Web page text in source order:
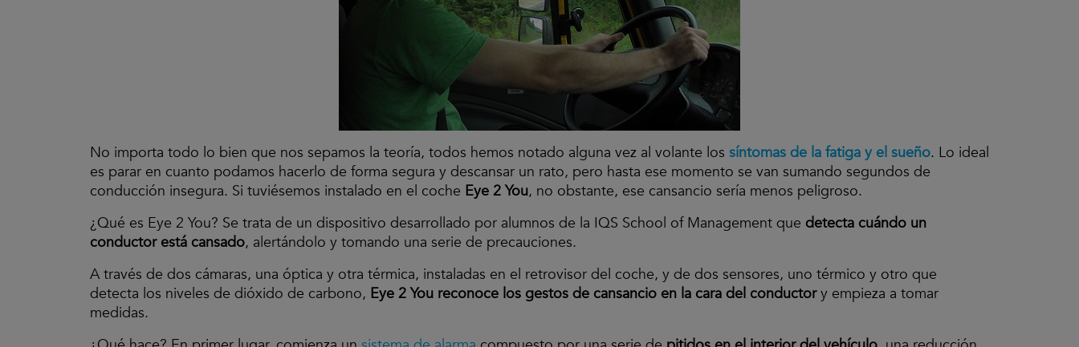
No importa todo lo bien que nos sepamos la teoría, todos hemos notado alguna vez al volante los síntomas de la fatiga y el sueño. Lo ideal
es parar en cuanto podamos hacerlo de forma segura y descansar un rato, pero hasta ese momento se van sumando segundos de
conducción insegura. Si tuviésemos instalado en el coche Eye 2 You, no obstante, ese cansancio sería menos peligroso.
¿Qué es Eye 2 You? Se trata de un dispositivo desarrollado por alumnos de la IQS School of Management que detecta cuándo un
conductor está cansado, alertándolo y tomando una serie de precauciones.
A través de dos cámaras, una óptica y otra térmica, instaladas en el retrovisor del coche, y de dos sensores, uno térmico y otro que
detecta los niveles de dióxido de carbono, Eye 2 You reconoce los gestos de cansancio en la cara del conductory empieza a tomar
medidas.